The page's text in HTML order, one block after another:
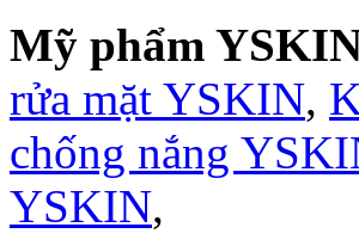
Mỹ phẩm
rửa mặt YSKIN,
chống nắng
YSKIN,